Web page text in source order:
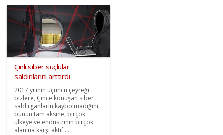
Çinli siber suçlular
saldırılarını arttırdı
2017 yılının üçüncü çeyreği
bizlere, Çince konuşan siber
saldırganların kaybolmadığını;
bunun tam aksine, birçok
ülkeye ve endüstrinin birçok
alanına karşı aktif ...